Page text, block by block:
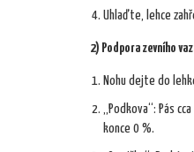
Uhlaďte, lehce
2) Podpora zevního
Nohu dejte do
„Podkova“: Pás
konce 0 %.